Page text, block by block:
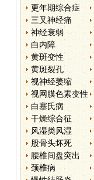
更年期综合症
三叉神经痛
神经衰弱
白内障
黄斑变性
黄斑裂孔
视神经萎缩
视网膜色素变性
白塞氏病
干燥综合征
风湿类风湿
股骨头坏死
腰椎间盘突出
颈椎病